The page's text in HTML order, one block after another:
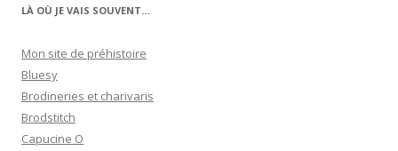
LÀ OÙ JE VAIS SOUVENT…
Mon site de préhistoire
Bluesy
Brodineries et charivaris
Brodstitch
Capucine O